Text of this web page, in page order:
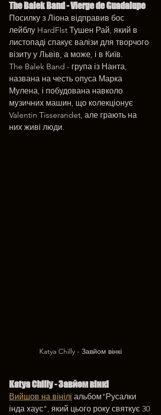
The Balek Band - Vierge de Guadalupe
Посилку з Ліона відправив бос
лейблу HardFIst Тушен Рай, який в
листопаді спакує валізи для творчого
візиту у Львів, а може, і в Київ.
The Balek Band - група із Нанта,
названа на честь опуса Марка
Мулена, і побудована навколо
музичних машин, що колекціонує
Valentin Tisserandet, але грають на
них живі люди.
Katya Chilly - Завйом вінкі
Katya Chilly - Завйом вінкі
Вийшов на вінілі альбом"Русалки
інда хаус", який цього року святкує 30